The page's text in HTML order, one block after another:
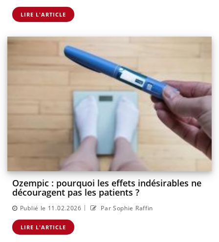
LIRE L'ARTICLE
Ozempic : pourquoi les effets indésirables ne
découragent pas les patients ?
Publié le 11.02.2026 | Par Sophie Raffin
LIRE L'ARTICLE